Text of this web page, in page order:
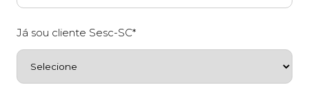
Já sou cliente Sesc-SC*